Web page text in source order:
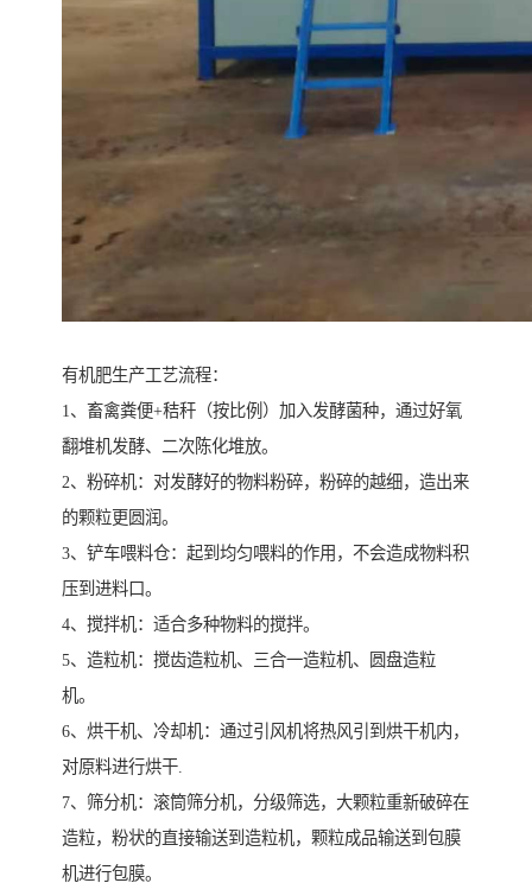
有机肥生产工艺流程：
1、畜禽粪便+秸秆（按比例）加入发酵菌种，通过好氧
翻堆机发酵、二次陈化堆放。
2、粉碎机：对发酵好的物料粉碎，粉碎的越细，造出来
的颗粒更圆润。
3、铲车喂料仓：起到均匀喂料的作用，不会造成物料积
压到进料口。
4、搅拌机：适合多种物料的搅拌。
5、造粒机：搅齿造粒机、三合一造粒机、圆盘造粒
机。
6、烘干机、冷却机：通过引风机将热风引到烘干机内，
对原料进行烘干.
7、筛分机：滚筒筛分机，分级筛选，大颗粒重新破碎在
造粒，粉状的直接输送到造粒机，颗粒成品输送到包膜
机进行包膜。